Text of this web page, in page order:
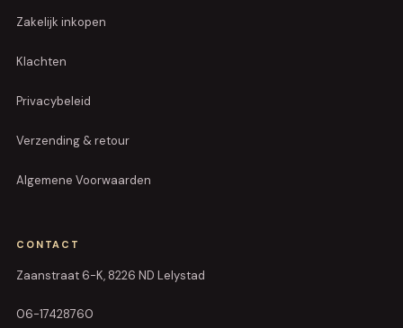
Zakelijk inkopen
Klachten
Privacybeleid
Verzending & retour
Algemene Voorwaarden
CONTACT
Zaanstraat 6-K, 8226 ND Lelystad
06-17428760